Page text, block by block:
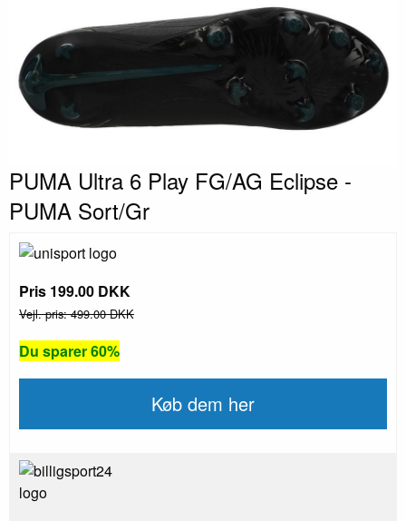
PUMA Ultra 6 Play FG/AG Eclipse -
PUMA Sort/Gr
Pris 199.00 DKK
Vejl. pris: 499.00 DKK
Du sparer 60%
Køb dem her